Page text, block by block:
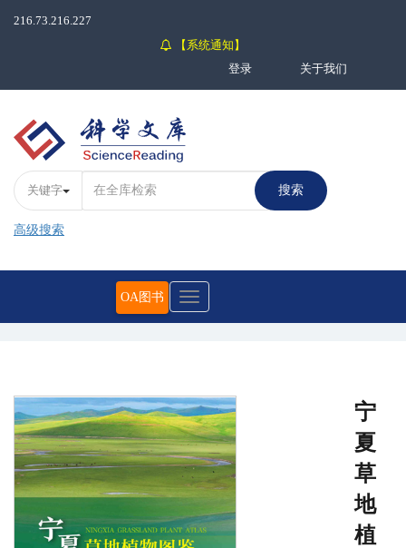
216.73.216.227
【系统通知】
登录
关于我们
关键字 搜索
高级搜索
Toggle
OA图书
宁
夏
草
地
植